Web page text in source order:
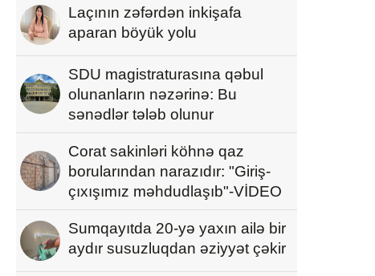
Laçının zəfərdən inkişafa
aparan böyük yolu
SDU magistraturasına qəbul
olunanların nəzərinə: Bu
sənədlər tələb olunur
Corat sakinləri köhnə qaz
borularından narazıdır: "Giriş-
çıxışımız məhdudlaşıb"-VİDEO
Sumqayıtda 20-yə yaxın ailə bir
aydır susuzluqdan əziyyət çəkir